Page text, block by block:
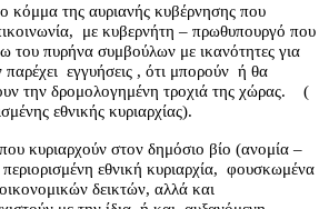
κόμμα της αυριανής κυβέρνησης που
με κυβερνήτη – πρωθυπουργό που
του πυρήνα συμβούλων με ικανότητες για
παρέχει εγγυήσεις , ότι μπορούν ή θα
την δρομολογημένη τροχιά της χώρας.
(
εθνικής κυριαρχίας).
κυριαρχούν στον δημόσιο βίο (ανομία –
εθνική κυριαρχία, φουσκωμένα
οικονομικών δεικτών, αλλά και